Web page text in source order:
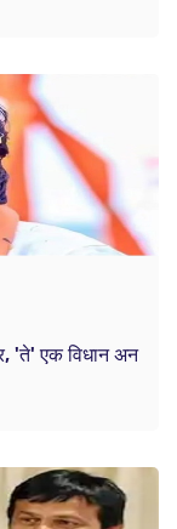
'ते' एक विधान अन